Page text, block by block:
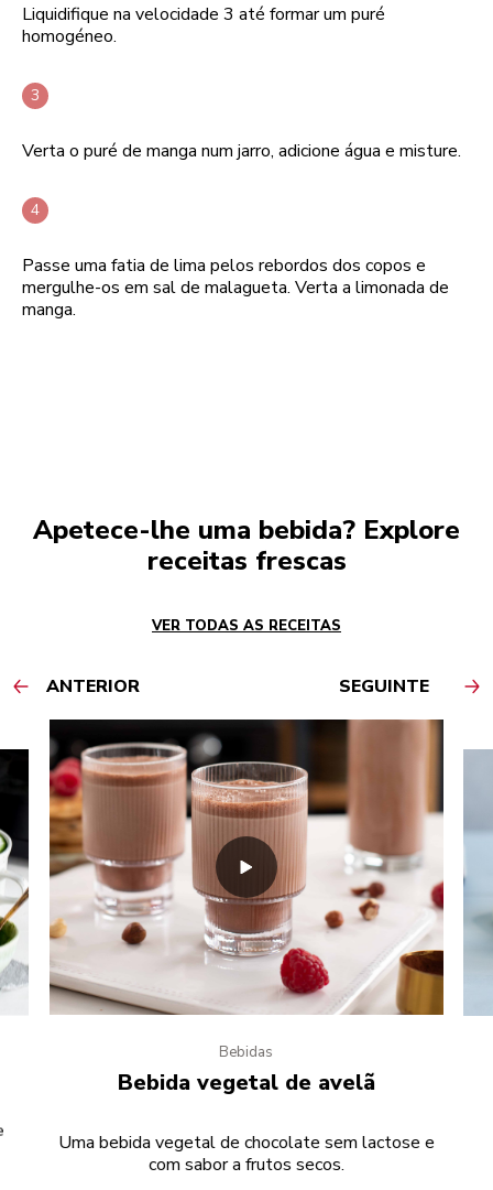
Liquidifique na velocidade 3 até formar um puré
homogéneo.
Verta o puré de manga num jarro, adicione água e misture.
Passe uma fatia de lima pelos rebordos dos copos e
mergulhe-os em sal de malagueta. Verta a limonada de
manga.
Apetece-lhe uma bebida? Explore
receitas frescas
VER TODAS AS RECEITAS
ANTERIOR SEGUINTE
Bebidas
Bebida vegetal de avelã
Uma bebida vegetal de chocolate sem lactose e
com sabor a frutos secos.